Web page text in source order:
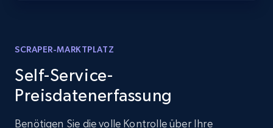
SCRAPER-MARKTPLATZ
Self-Service-
Preisdatenerfassung
Benötigen Sie die volle Kontrolle über Ihre